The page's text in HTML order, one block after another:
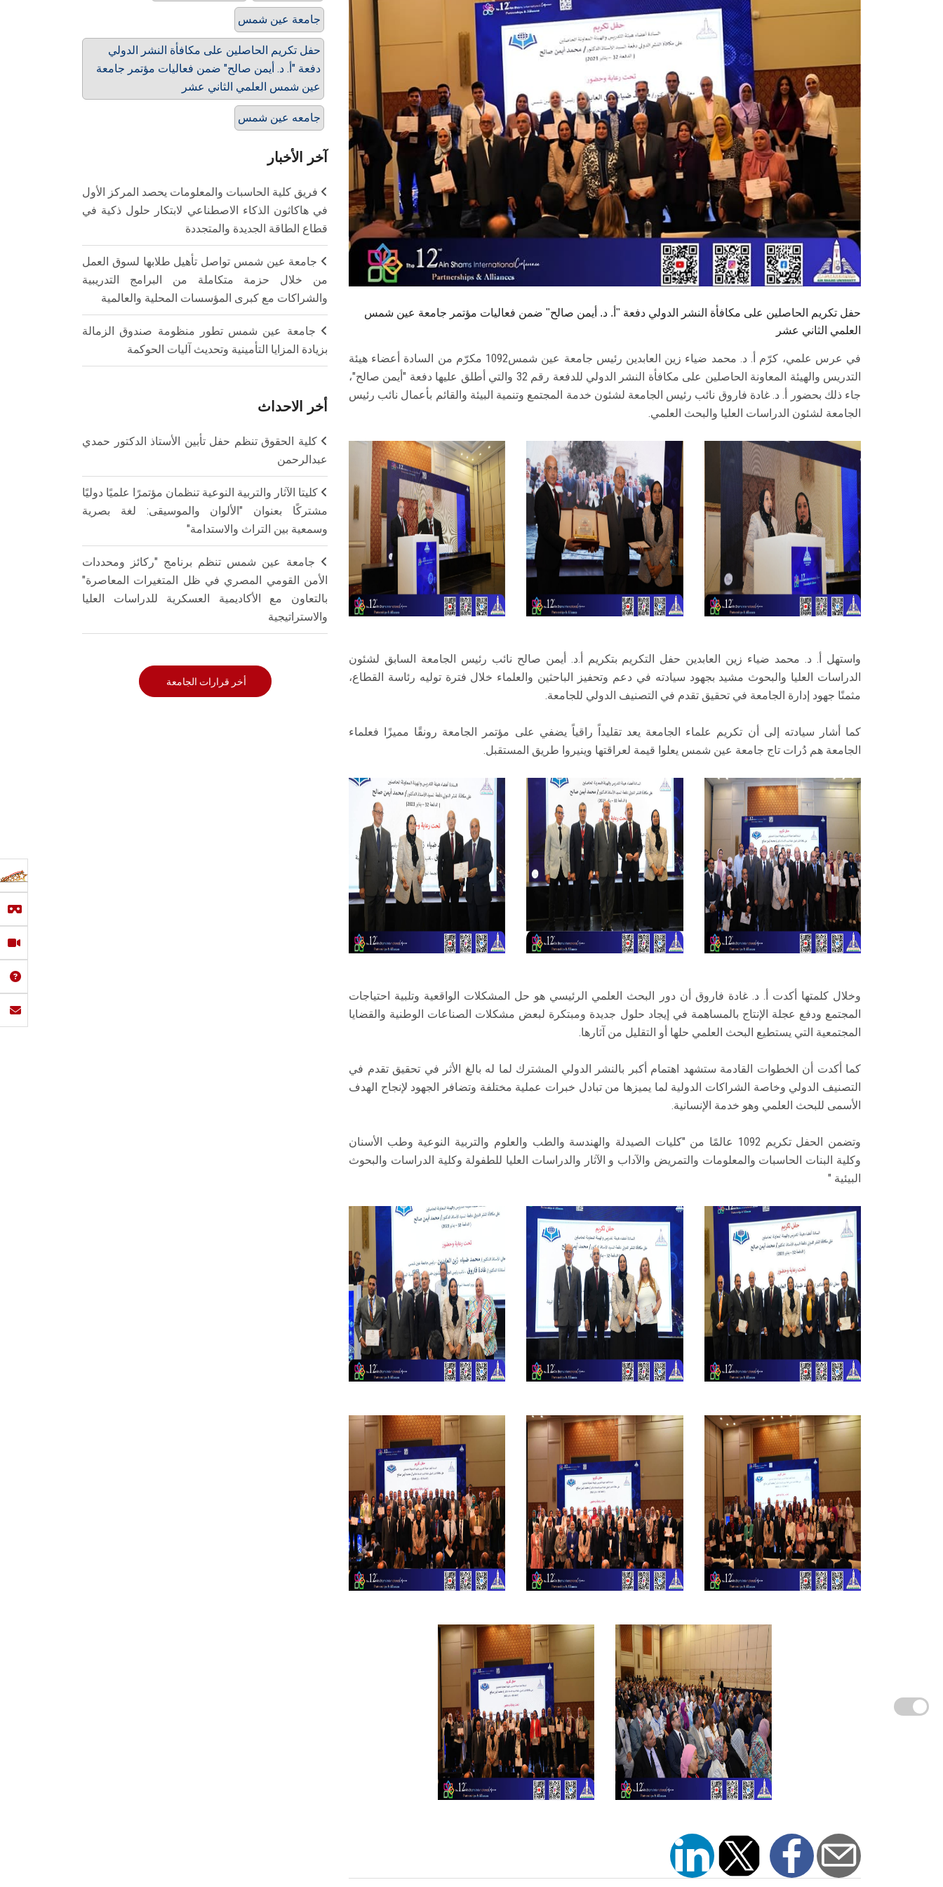
حفل تكريم الحاصلين على مكافأة النشر الدولي دفعة "أ. د. أيمن صالح" ضمن فعاليات مؤتمر جامعة عين شمس
العلمي الثاني عشر
في عرس علمي، كرّم أ. د. محمد ضياء زين العابدين رئيس جامعة عين شمس1092 مكرّم من السادة أعضاء هيئة
التدريس والهيئة المعاونة الحاصلين على مكافأة النشر الدولي للدفعة رقم 32 والتي أطلق عليها دفعة "أيمن صالح"،
جاء ذلك بحضور أ. د. غادة فاروق نائب رئيس الجامعة لشئون خدمة المجتمع وتنمية البيئة والقائم بأعمال نائب رئيس
الجامعة لشئون الدراسات العليا والبحث العلمي.
واستهل أ. د. محمد ضياء زين العابدين حفل التكريم بتكريم أ.د. أيمن صالح نائب رئيس الجامعة السابق لشئون
الدراسات العليا والبحوث مشيد بجهود سيادته في دعم وتحفيز الباحثين والعلماء خلال فترة توليه رئاسة القطاع،
مثمنًا جهود إدارة الجامعة في تحقيق تقدم في التصنيف الدولي للجامعة.
كما أشار سيادته إلى أن تكريم علماء الجامعة يعد تقليداً راقياً يضفي على مؤتمر الجامعة رونقًا مميزًا فعلماء
الجامعة هم دُرات تاج جامعة عين شمس يعلوا قيمة لعراقتها وينيروا طريق المستقبل.
وخلال كلمتها أكدت أ. د. غادة فاروق أن دور البحث العلمي الرئيسي هو حل المشكلات الواقعية وتلبية احتياجات
المجتمع ودفع عجلة الإنتاج بالمساهمة في إيجاد حلول جديدة ومبتكرة لبعض مشكلات الصناعات الوطنية والقضايا
المجتمعية التي يستطيع البحث العلمي حلها أو التقليل من آثارها.
كما أكدت أن الخطوات القادمة ستشهد اهتمام أكبر بالنشر الدولي المشترك لما له بالغ الأثر في تحقيق تقدم في
التصنيف الدولي وخاصة الشراكات الدولية لما يميزها من تبادل خبرات عملية مختلفة وتضافر الجهود لإنجاح الهدف
الأسمى للبحث العلمي وهو خدمة الإنسانية.
وتضمن الحفل تكريم 1092 عالمًا من "كليات الصيدلة والهندسة والطب والعلوم والتربية النوعية وطب الأسنان
وكلية البنات الحاسبات والمعلومات والتمريض والآداب و الآثار والدراسات العليا للطفولة وكلية الدراسات والبحوث
البيئية "
جامعة عين شمس
حفل تكريم الحاصلين على مكافأة النشر الدولي
دفعة "أ. د. أيمن صالح" ضمن فعاليات مؤتمر جامعة
عين شمس العلمي الثاني عشر
جامعه عين شمس
آخر الأخبار
فريق كلية الحاسبات والمعلومات يحصد المركز الأول
في هاكاثون الذكاء الاصطناعي لابتكار حلول ذكية في
قطاع الطاقة الجديدة والمتجددة
جامعة عين شمس تواصل تأهيل طلابها لسوق العمل
من خلال حزمة متكاملة من البرامج التدريبية
والشراكات مع كبرى المؤسسات المحلية والعالمية
جامعة عين شمس تطور منظومة صندوق الزمالة
بزيادة المزايا التأمينية وتحديث آليات الحوكمة
أخر الاحداث
كلية الحقوق تنظم حفل تأبين الأستاذ الدكتور حمدي
عبدالرحمن
كليتا الآثار والتربية النوعية تنظمان مؤتمرًا علميًا دوليًا
مشتركًا بعنوان "الألوان والموسيقى: لغة بصرية
وسمعية بين التراث والاستدامة"
جامعة عين شمس تنظم برنامج "ركائز ومحددات
الأمن القومي المصري في ظل المتغيرات المعاصرة"
بالتعاون مع الأكاديمية العسكرية للدراسات العليا
والاستراتيجية
أخر قرارات الجامعة